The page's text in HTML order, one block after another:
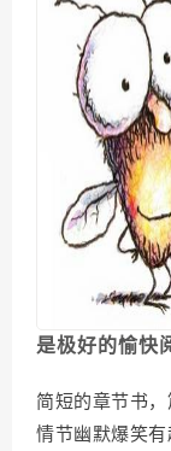
是极好的愉快
简短的章节书
情节幽默爆笑